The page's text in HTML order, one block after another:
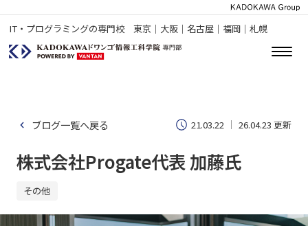
IT・プログラミングの専門校 東京｜大阪｜名古屋｜福岡｜札幌
ブログ一覧へ戻る 21.03.22 26.04.23 更新
株式会社Progate代表 加藤氏
その他